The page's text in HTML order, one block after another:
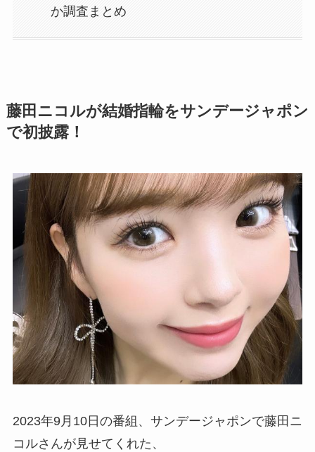
か調査まとめ
藤田ニコルが結婚指輪をサンデージャポン
で初披露！
2023年9月10日の番組、サンデージャポンで藤田ニ
コルさんが見せてくれた、